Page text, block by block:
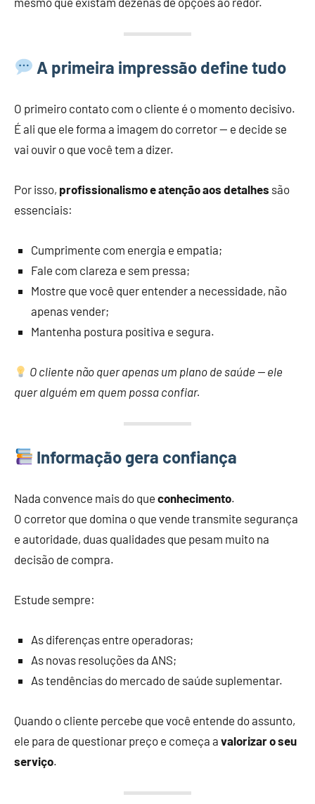
A primeira impressão define tudo
O primeiro contato com o cliente é o momento decisivo.
É ali que ele forma a imagem do corretor — e decide se
vai ouvir o que você tem a dizer.
Por isso, profissionalismo e atenção aos detalhes são
essenciais:
Cumprimente com energia e empatia;
Fale com clareza e sem pressa;
Mostre que você quer entender a necessidade, não
apenas vender;
Mantenha postura positiva e segura.
O cliente não quer apenas um plano de saúde — ele
quer alguém em quem possa confiar.
Informação gera confiança
Nada convence mais do que conhecimento.
O corretor que domina o que vende transmite segurança
e autoridade, duas qualidades que pesam muito na
decisão de compra.
Estude sempre:
As diferenças entre operadoras;
As novas resoluções da ANS;
As tendências do mercado de saúde suplementar.
Quando o cliente percebe que você entende do assunto,
ele para de questionar preço e começa a valorizar o seu
serviço.